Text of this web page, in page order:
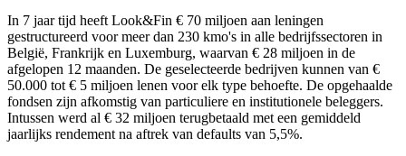
In 7 jaar tijd heeft Look&Fin € 70 miljoen aan leningen
gestructureerd voor meer dan 230 kmo's in alle bedrijfssectoren in
België, Frankrijk en Luxemburg, waarvan € 28 miljoen in de
afgelopen 12 maanden. De geselecteerde bedrijven kunnen van €
50.000 tot € 5 miljoen lenen voor elk type behoefte. De opgehaalde
fondsen zijn afkomstig van particuliere en institutionele beleggers.
Intussen werd al € 32 miljoen terugbetaald met een gemiddeld
jaarlijks rendement na aftrek van defaults van 5,5%.